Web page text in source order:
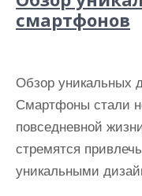
смартфонов
Обзор уникальных
Смартфоны стали
повседневной
стремятся
уникальными